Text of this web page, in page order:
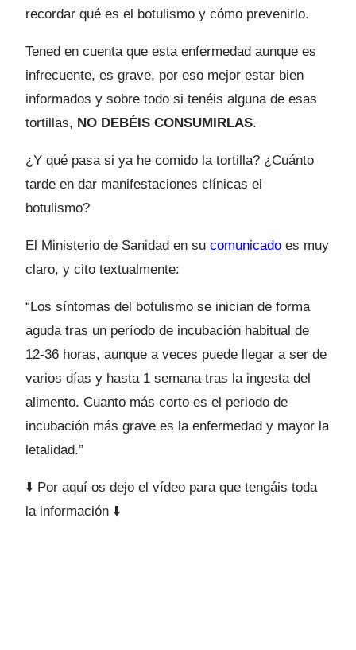
recordar qué es el botulismo y cómo prevenirlo.
Tened en cuenta que esta enfermedad aunque es
infrecuente, es grave, por eso mejor estar bien
informados y sobre todo si tenéis alguna de esas
tortillas, NO DEBÉIS CONSUMIRLAS.
¿Y qué pasa si ya he comido la tortilla? ¿Cuánto
tarde en dar manifestaciones clínicas el
botulismo?
El Ministerio de Sanidad en su comunicado es muy
claro, y cito textualmente:
“Los síntomas del botulismo se inician de forma
aguda tras un período de incubación habitual de
12-36 horas, aunque a veces puede llegar a ser de
varios días y hasta 1 semana tras la ingesta del
alimento. Cuanto más corto es el periodo de
incubación más grave es la enfermedad y mayor la
letalidad.”
⬇️ Por aquí os dejo el vídeo para que tengáis toda
la información ⬇️